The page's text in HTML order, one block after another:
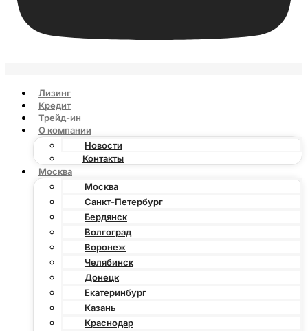
Лизинг
Кредит
Трейд-ин
О компании
Новости
Контакты
Москва
Москва
Санкт-Петербург
Бердянск
Волгоград
Воронеж
Челябинск
Донецк
Екатеринбург
Казань
Краснодар